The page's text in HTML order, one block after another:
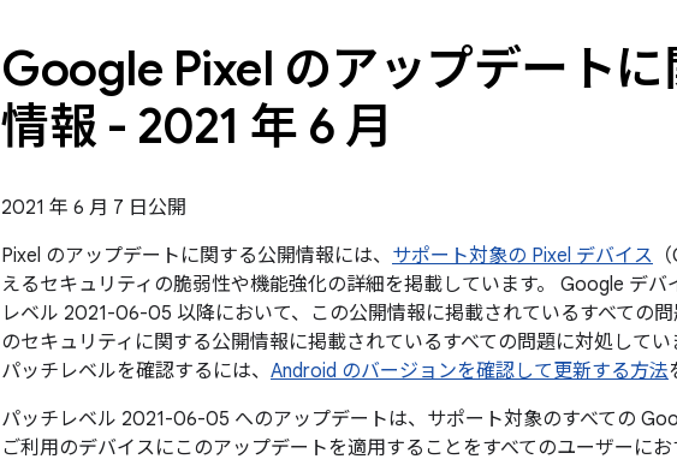
Google Pixel のアップデート
情報 - 2021 年 6 月
2021 年 6 月 7 日公開
Pixel のアップデートに関する公開情報には、 サポート対象の Pixel デバイス
えるセキュリティの脆弱性や機能強化の詳細を掲載しています。 Google デ
レベル 2021-06-05 以降において、この公開情報に掲載されているすべての
のセキュリティに関する公開情報に掲載されているすべての問題に対処して
パッチレベルを確認するには、 Android のバージョンを確認して更新する方法
パッチレベル 2021-06-05 へのアップデートは、サポート対象のすべての
ご利用のデバイスにこのアップデートを適用することをすべてのユーザーにお